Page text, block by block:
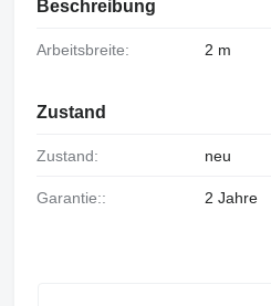
Beschreibung
Arbeitsbreite: 2 m
Zustand
Zustand: neu
Garantie:: 2 Jahre